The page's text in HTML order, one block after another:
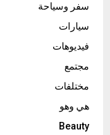
سفر وسياحة
سيارات
فيديوهات
مجتمع
مختلفات
هي وهو
Beauty